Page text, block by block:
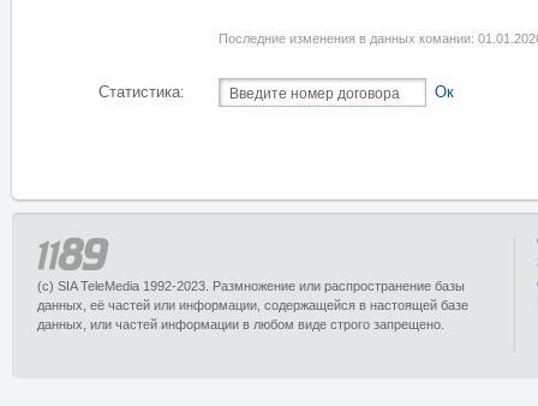
Последние изменения в данных комании:
Статистика: Ок
(c) SIA TeleMedia 1992-2023. Размножение или распространение базы
данных, её частей или информации, содержащейся в настоящей базе
данных, или частей информации в любом виде строго запрещено.